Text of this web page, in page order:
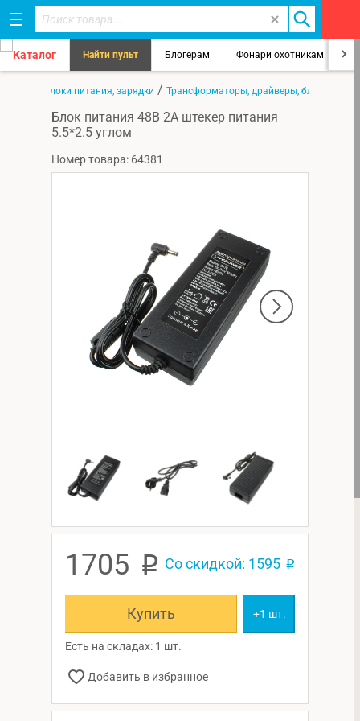
Каталог Найти пульт Блогерам Фонари охотникам
Блоки питания, зарядки / Трансформаторы, драйверы, блоки
Блок питания 48В 2А штекер питания
5.5*2.5 углом
Номер товара: 64381
1705 p Со скидкой: 1595 p
Купить +1 шт.
Есть на складах: 1 шт.